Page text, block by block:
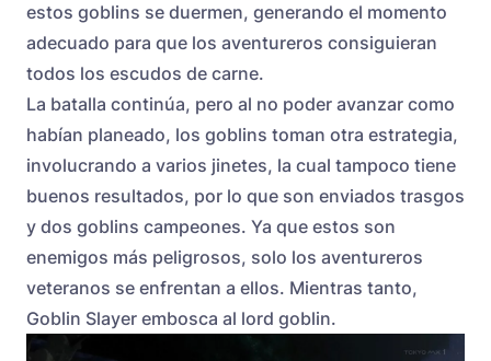
estos goblins se duermen, generando el momento
adecuado para que los aventureros consiguieran
todos los escudos de carne.
La batalla continúa, pero al no poder avanzar como
habían planeado, los goblins toman otra estrategia,
involucrando a varios jinetes, la cual tampoco tiene
buenos resultados, por lo que son enviados trasgos
y dos goblins campeones. Ya que estos son
enemigos más peligrosos, solo los aventureros
veteranos se enfrentan a ellos. Mientras tanto,
Goblin Slayer embosca al lord goblin.